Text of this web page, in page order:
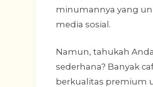
minumannya yang
media sosial.
Namun, tahukah
sederhana? Banyak
berkualitas premium